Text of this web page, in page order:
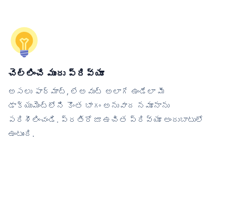
చెల్లించే ముందు ప్రివ్యూ
అసలు ఫార్మాట్, లేఅవుట్ అలాగే ఉండేలా మీ
డాక్యుమెంట్‌లోని కొంత భాగం అనువాద నమూనాను
పరిశీలించండి. ప్రతిరోజూ ఉచిత ప్రివ్యూ అందుబాటులో
ఉంటుంది.